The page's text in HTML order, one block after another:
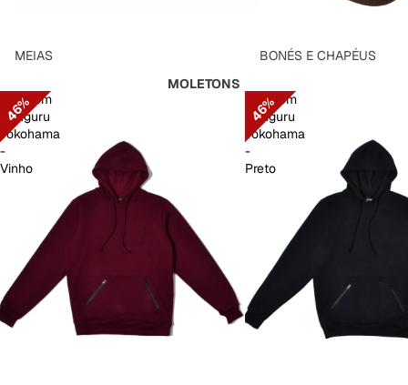
MEIAS
BONÉS E CHAPÉUS
MOLETONS
46%
Moletom
Canguru
Yokohama
-
Vinho
46%
Moletom
Canguru
Yokohama
-
Preto